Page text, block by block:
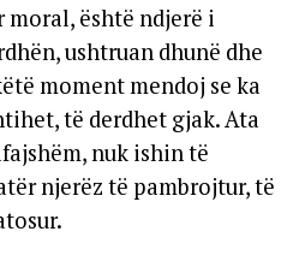
është ndjerë i
ushtruan dhunë dhe
moment mendoj se ka
të derdhet gjak. Ata
nuk ishin të
njerëz të pambrojtur, të